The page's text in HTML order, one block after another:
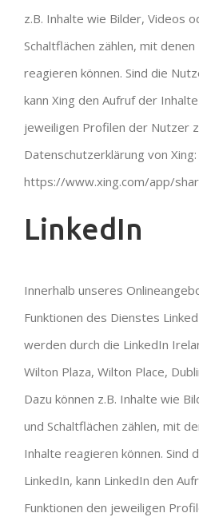
z.B. Inhalte wie Bilder, Videos
Schaltflächen zählen, mit
reagieren können. Sind die
kann Xing den Aufruf der
jeweiligen Profilen der Nutzer
Datenschutzerklärung von Xing:
https://www.xing.com/app/
LinkedIn
Innerhalb unseres
Funktionen des Dienstes
werden durch die LinkedIn
Wilton Plaza, Wilton Place,
Dazu können z.B. Inhalte wie
und Schaltflächen zählen, mit
Inhalte reagieren können. Sind
LinkedIn, kann LinkedIn den
Funktionen den jeweiligen